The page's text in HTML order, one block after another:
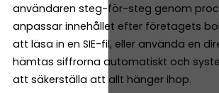
användaren steg-för-steg genom
anpassar innehållet efter företagets
att läsa in en SIE-fil, eller använda en
hämtas siffrorna automatiskt och
att säkerställa att allt hänger ihop.